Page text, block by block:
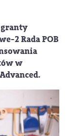
2 Rada POB
w